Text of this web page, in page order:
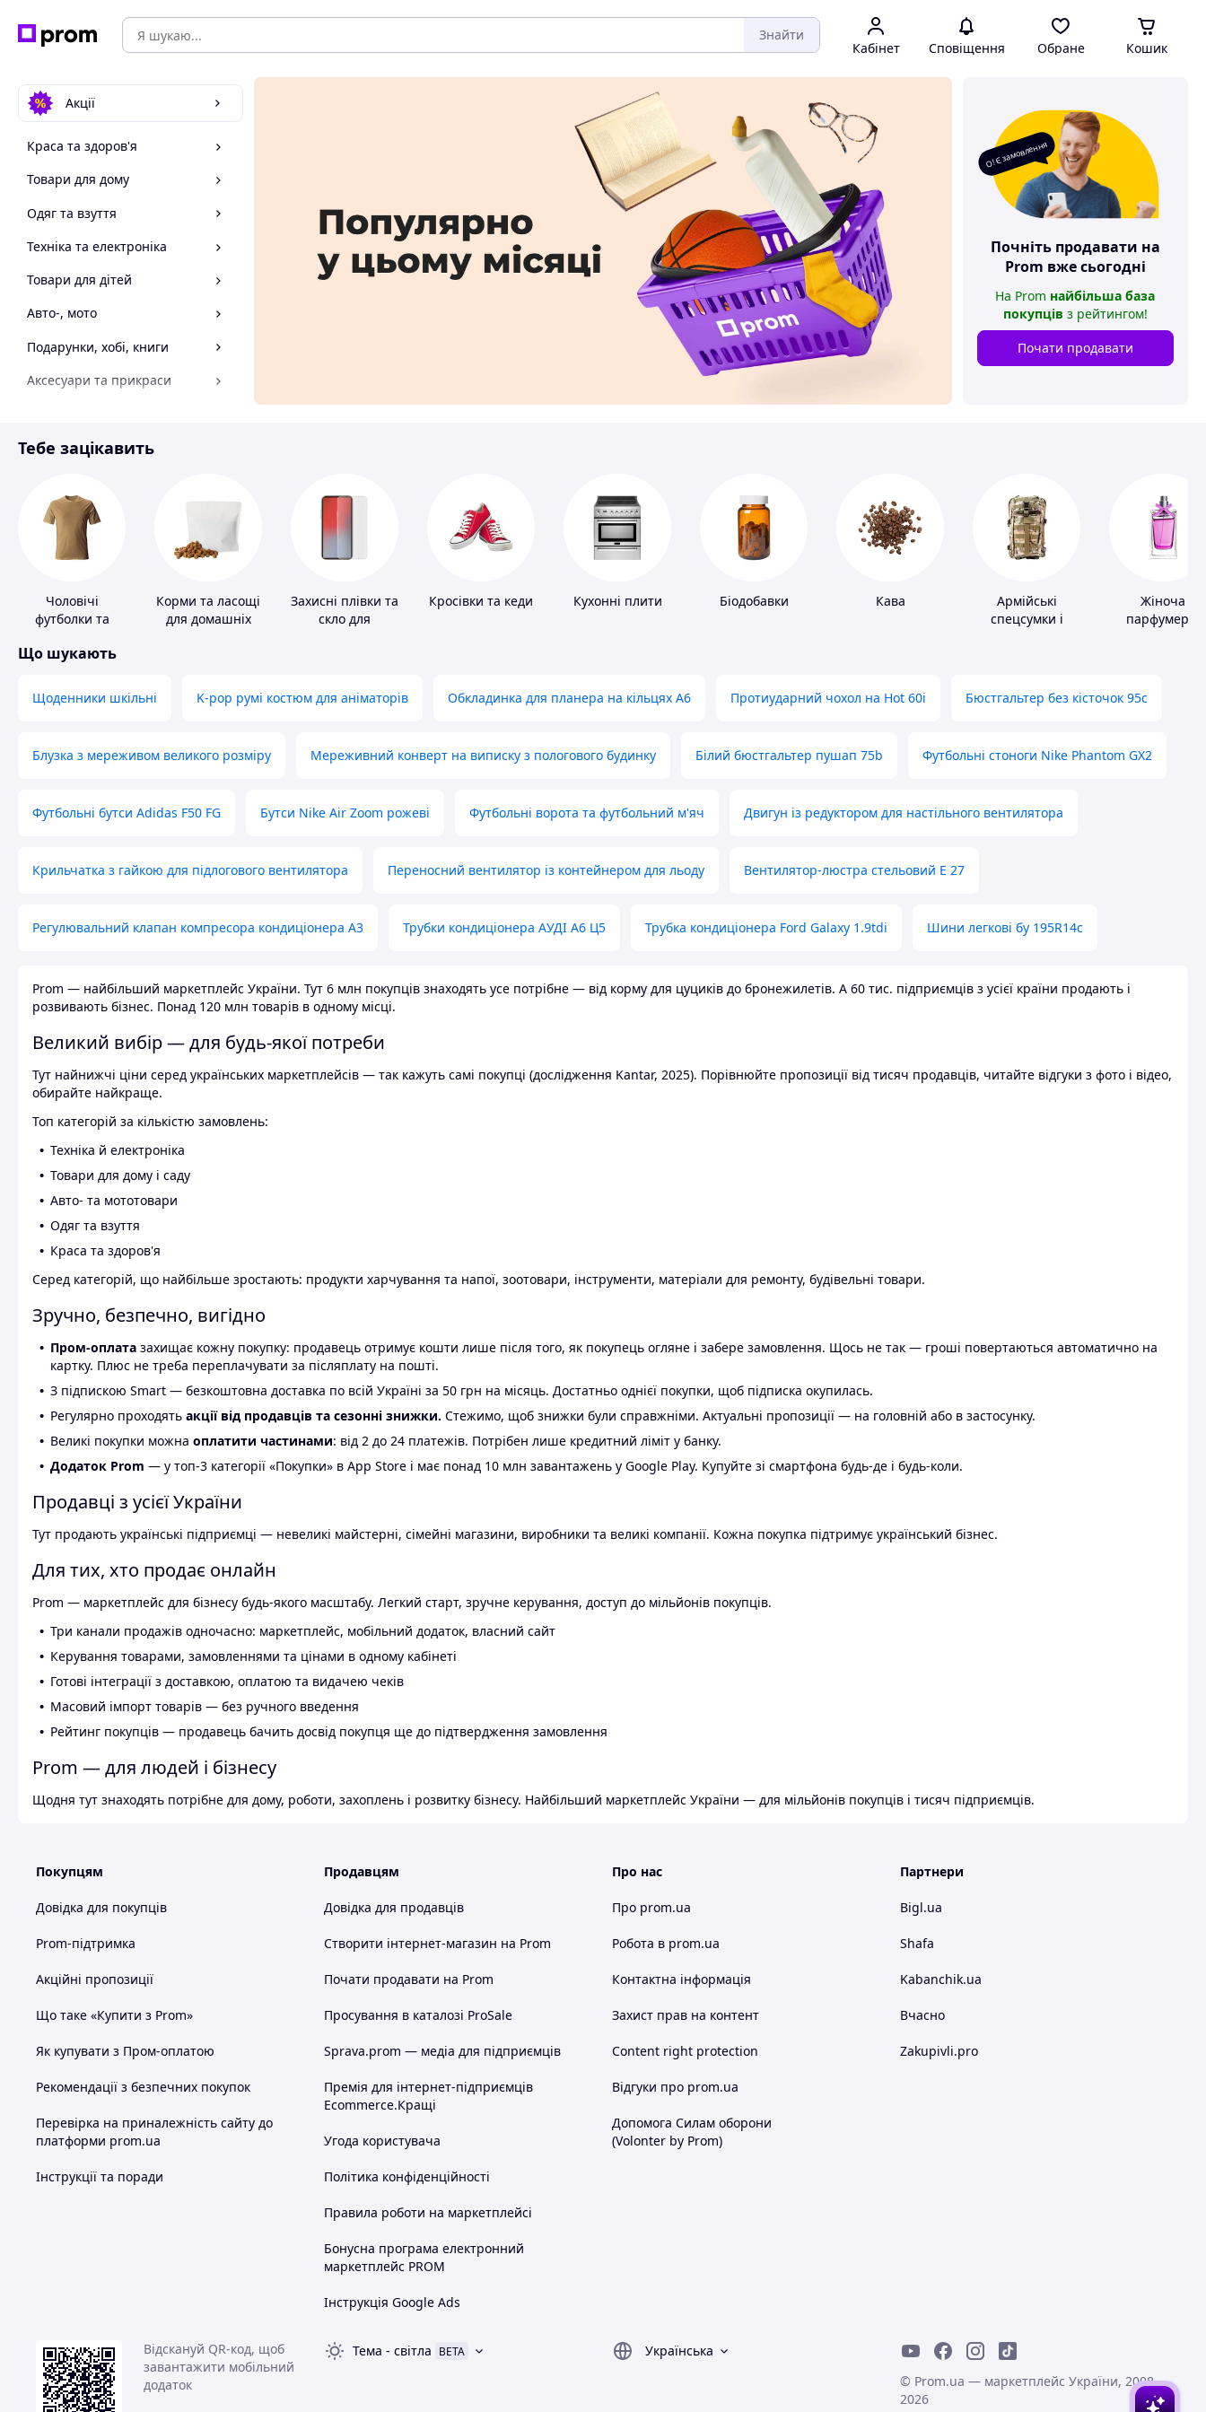
Знайти
Кабінет Сповіщення Обране Кошик
Акції
Краса та здоров'я
Товари для дому
Одяг та взуття
Техніка та електроніка
Товари для дітей
Авто-, мото
Подарунки, хобі, книги
Аксесуари та прикраси
Спорт і відпочинок
О! Є замовлення
Почніть продавати на
Prom вже сьогодні
На Prom найбільша база
покупців з рейтингом!
Почати продавати
Тебе зацікавить
Чоловічі
футболки та
Корми та ласощі
для домашніх
Захисні плівки та
скло для
Кросівки та кеди Кухонні плити Біодобавки Кава
Армійські
спецсумки і
Жіноча
парфумерія
Що шукають
Щоденники шкільні K-pop румі костюм для аніматорів Обкладинка для планера на кільцях А6 Протиударний чохол на Hot 60i Бюстгальтер без кісточок 95с
Блузка з мереживом великого розміру Мереживний конверт на виписку з пологового будинку Білий бюстгальтер пушап 75b Футбольні стоноги Nike Phantom GX2
Футбольні бутси Adidas F50 FG Бутси Nike Air Zoom рожеві Футбольні ворота та футбольний м'яч Двигун із редуктором для настільного вентилятора
Крильчатка з гайкою для підлогового вентилятора Переносний вентилятор із контейнером для льоду Вентилятор-люстра стельовий E 27
Регулювальний клапан компресора кондиціонера А3 Трубки кондиціонера АУДІ А6 Ц5 Трубка кондиціонера Ford Galaxy 1.9tdi Шини легкові бу 195R14c
Prom — найбільший маркетплейс України. Тут 6 млн покупців знаходять усе потрібне — від корму для цуциків до бронежилетів. А 60 тис. підприємців з усієї країни продають і
розвивають бізнес. Понад 120 млн товарів в одному місці.
Великий вибір — для будь-якої потреби
Тут найнижчі ціни серед українських маркетплейсів — так кажуть самі покупці (дослідження Kantar, 2025). Порівнюйте пропозиції від тисяч продавців, читайте відгуки з фото і відео,
обирайте найкраще.
Топ категорій за кількістю замовлень:
Техніка й електроніка
Товари для дому і саду
Авто- та мототовари
Одяг та взуття
Краса та здоров'я
Серед категорій, що найбільше зростають: продукти харчування та напої, зоотовари, інструменти, матеріали для ремонту, будівельні товари.
Зручно, безпечно, вигідно
Пром-оплата захищає кожну покупку: продавець отримує кошти лише після того, як покупець огляне і забере замовлення. Щось не так — гроші повертаються автоматично на
картку. Плюс не треба переплачувати за післяплату на пошті.
З підпискою Smart — безкоштовна доставка по всій Україні за 50 грн на місяць. Достатньо однієї покупки, щоб підписка окупилась.
Регулярно проходять акції від продавців та сезонні знижки. Стежимо, щоб знижки були справжніми. Актуальні пропозиції — на головній або в застосунку.
Великі покупки можна оплатити частинами: від 2 до 24 платежів. Потрібен лише кредитний ліміт у банку.
Додаток Prom — у топ-3 категорії «Покупки» в App Store і має понад 10 млн завантажень у Google Play. Купуйте зі смартфона будь-де і будь-коли.
Продавці з усієї України
Тут продають українські підприємці — невеликі майстерні, сімейні магазини, виробники та великі компанії. Кожна покупка підтримує український бізнес.
Для тих, хто продає онлайн
Prom — маркетплейс для бізнесу будь-якого масштабу. Легкий старт, зручне керування, доступ до мільйонів покупців.
Три канали продажів одночасно: маркетплейс, мобільний додаток, власний сайт
Керування товарами, замовленнями та цінами в одному кабінеті
Готові інтеграції з доставкою, оплатою та видачею чеків
Масовий імпорт товарів — без ручного введення
Рейтинг покупців — продавець бачить досвід покупця ще до підтвердження замовлення
Prom — для людей і бізнесу
Щодня тут знаходять потрібне для дому, роботи, захоплень і розвитку бізнесу. Найбільший маркетплейс України — для мільйонів покупців і тисяч підприємців.
Покупцям
Довідка для покупців
Prom-підтримка
Акційні пропозиції
Що таке «Купити з Prom»
Як купувати з Пром-оплатою
Рекомендації з безпечних покупок
Перевірка на приналежність сайту до
платформи prom.ua
Інструкції та поради
Продавцям
Довідка для продавців
Створити інтернет-магазин на Prom
Почати продавати на Prom
Просування в каталозі ProSale
Sprava.prom — медіа для підприємців
Премія для інтернет-підприємців
Ecommerce.Кращі
Угода користувача
Політика конфіденційності
Правила роботи на маркетплейсі
Бонусна програма електронний
маркетплейс PROM
Інструкція Google Ads
Про нас
Про prom.ua
Робота в prom.ua
Контактна інформація
Захист прав на контент
Content right protection
Відгуки про prom.ua
Допомога Силам оборони
(Volonter by Prom)
Партнери
Bigl.ua
Shafa
Kabanchik.ua
Вчасно
Zakupivli.pro
Відскануй QR-код, щоб
завантажити мобільний
додаток
Тема - світла BETA
Українська
© Prom.ua — маркетплейс України, 2008-
2026